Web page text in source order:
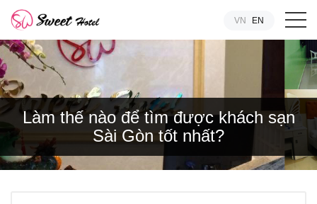
VN EN
Làm thế nào để tìm được khách sạn
Sài Gòn tốt nhất?